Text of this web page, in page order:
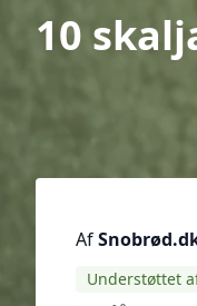
10
Af
Understøttet